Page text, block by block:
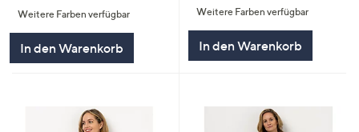
5
Weitere Farben verfügbar
In den Warenkorb
5
Weitere Farben verfügbar
In den Warenkorb